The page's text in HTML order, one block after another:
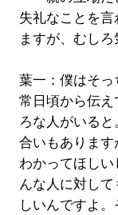
失礼なことを
ますが、むし
葉一：僕はそ
常日頃から伝
ろな人がいる
合いもありま
わかってほし
んな人に対し
しいんですよ